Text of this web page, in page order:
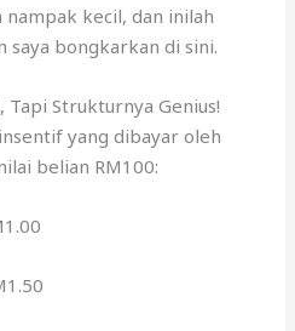
kecil, dan inilah
saya bongkarkan di sini.
Tapi Strukturnya Genius!
yang dibayar oleh
belian RM100: